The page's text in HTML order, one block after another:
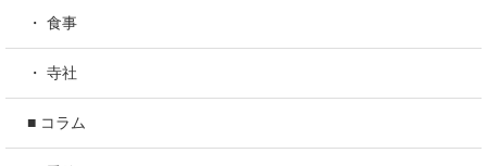
・ 食事
・ 寺社
■ コラム